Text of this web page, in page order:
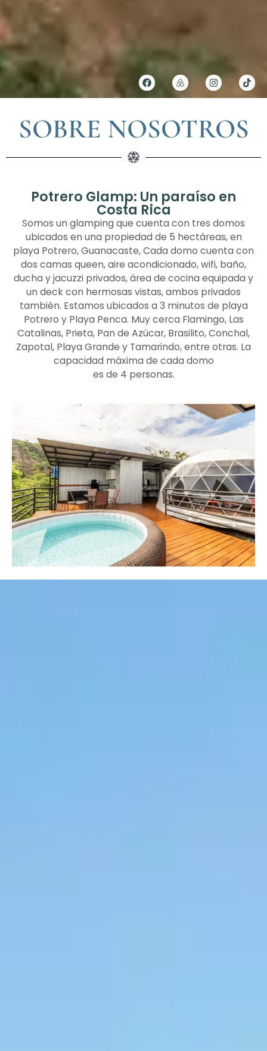
SOBRE NOSOTROS
Potrero Glamp: Un paraíso en
Costa Rica
Somos un glamping que cuenta con tres domos
ubicados en una propiedad de 5 hectáreas, en
playa Potrero, Guanacaste, Cada domo cuenta con
dos camas queen, aire acondicionado, wifi, baño,
ducha y jacuzzi privados, área de cocina equipada y
un deck con hermosas vistas, ambos privados
también. Estamos ubicados a 3 minutos de playa
Potrero y Playa Penca. Muy cerca Flamingo, Las
Catalinas, Prieta, Pan de Azúcar, Brasilito, Conchal,
Zapotal, Playa Grande y Tamarindo, entre otras. La
capacidad máxima de cada domo
es de 4 personas.